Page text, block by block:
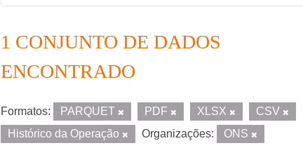
1 CONJUNTO DE DADOS
ENCONTRADO
Formatos: PARQUET PDF XLSX CSV
Histórico da Operação
Organizações: ONS